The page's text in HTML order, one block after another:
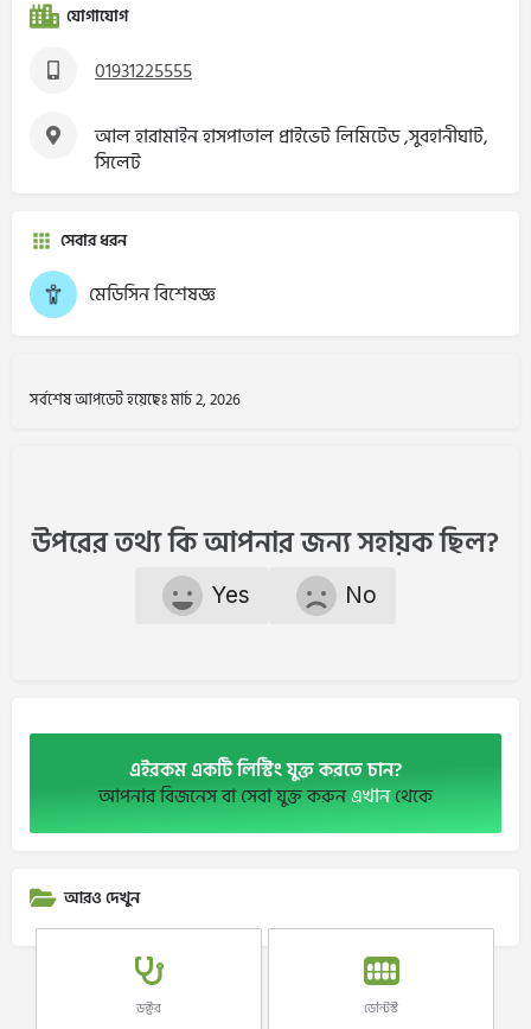
যোগাযোগ
01931225555
আল হারামাইন হাসপাতাল প্রাইভেট লিমিটেড ,সুবহানীঘাট,
সিলেট
সেবার ধরন
মেডিসিন বিশেষজ্ঞ
সর্বশেষ আপডেট হয়েছেঃ মার্চ 2, 2026
উপরের তথ্য কি আপনার জন্য সহায়ক ছিল?
Yes No
এইরকম একটি লিস্টিং যুক্ত করতে চান?
আপনার বিজনেস বা সেবা যুক্ত করুনএখানথেকে
আরও দেখুন
ডক্টর ডেন্টিস্ট